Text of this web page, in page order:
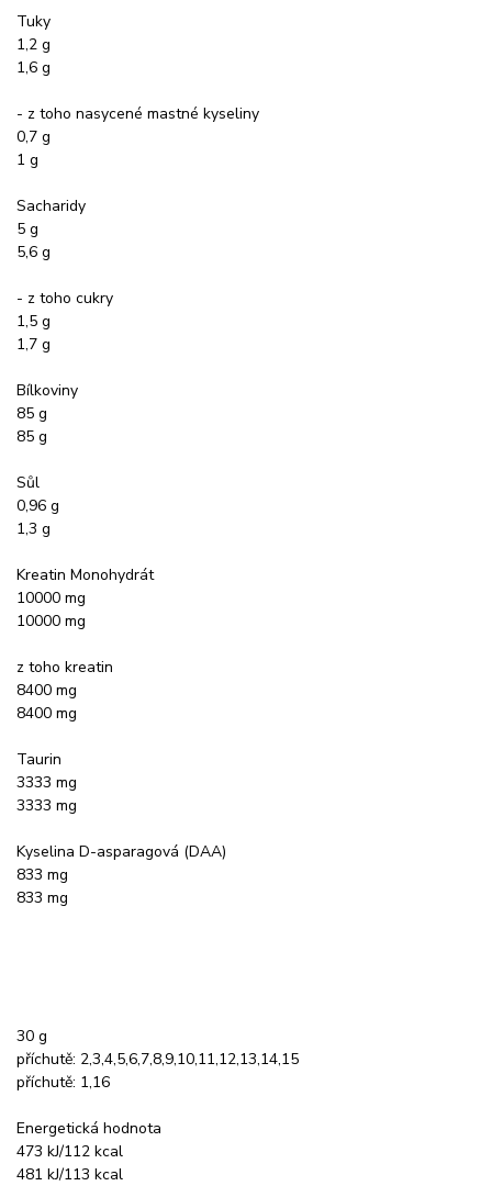
Tuky
1,2 g
1,6 g
- z toho nasycené mastné kyseliny
0,7 g
1 g
Sacharidy
5 g
5,6 g
- z toho cukry
1,5 g
1,7 g
Bílkoviny
85 g
85 g
Sůl
0,96 g
1,3 g
Kreatin Monohydrát
10000 mg
10000 mg
z toho kreatin
8400 mg
8400 mg
Taurin
3333 mg
3333 mg
Kyselina D-asparagová (DAA)
833 mg
833 mg
30 g
příchutě: 2,3,4,5,6,7,8,9,10,11,12,13,14,15
příchutě: 1,16
Energetická hodnota
473 kJ/112 kcal
481 kJ/113 kcal